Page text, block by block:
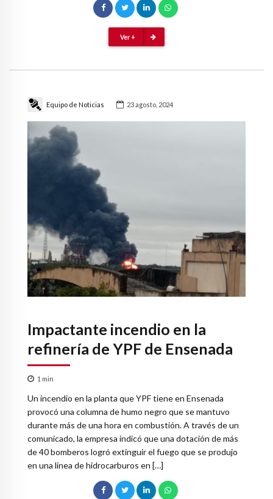
Ver +
Equipo de Noticias 23 agosto, 2024
Impactante incendio en la
refinería de YPF de Ensenada
1 min
Un incendio en la planta que YPF tiene en Ensenada
provocó una columna de humo negro que se mantuvo
durante más de una hora en combustión. A través de un
comunicado, la empresa indicó que una dotación de más
de 40 bomberos logró extinguir el fuego que se produjo
en una línea de hidrocarburos en […]